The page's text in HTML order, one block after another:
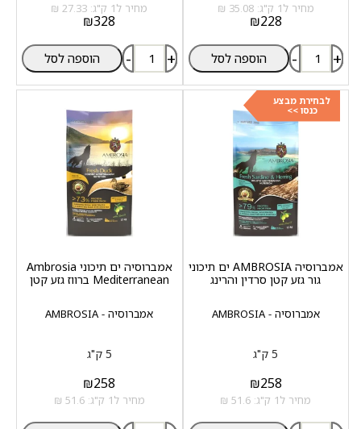
מחיר ל1 ק"ג: 35.08 ₪
₪228
- + הוספה לסל
מחיר ל1 ק"ג: 27.33 ₪
₪328
- + הוספה לסל
לבחירת מבצע
כנסו >>
אמברוסיה - AMBROSIA
אמברוסיה AMBROSIA ים תיכוני
גור גזע קטן סרדין והרינג
5 ק"ג
₪258
מחיר ל1 ק"ג: 51.6 ₪
אמברוסיה - AMBROSIA
אמברוסיה ים תיכוני Ambrosia
Mediterranean ברווז גזע קטן
5 ק"ג
₪258
מחיר ל1 ק"ג: 51.6 ₪